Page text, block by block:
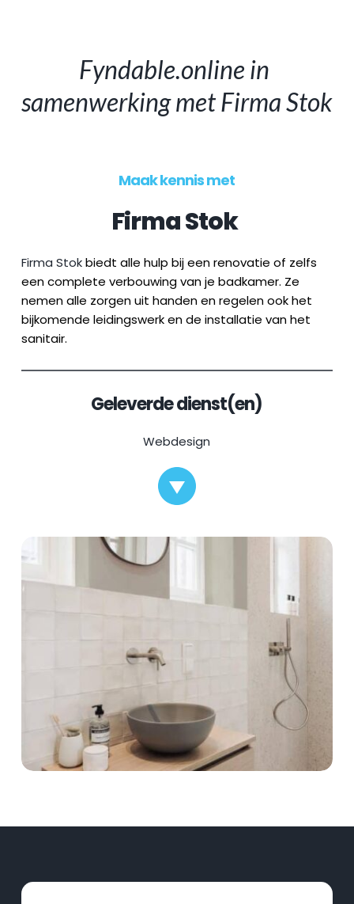
Fyndable.online in
samenwerking met Firma Stok
Maak kennis met
Firma Stok
Firma Stok biedt alle hulp bij een renovatie of zelfs
een complete verbouwing van je badkamer. Ze
nemen alle zorgen uit handen en regelen ook het
bijkomende leidingswerk en de installatie van het
sanitair.
Geleverde dienst(en)
Webdesign